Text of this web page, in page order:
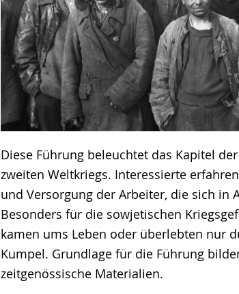
Diese Führung beleuchtet das Kapitel
zweiten Weltkriegs. Interessierte
und Versorgung der Arbeiter, die sich in
Besonders für die sowjetischen
kamen ums Leben oder überlebten nur
Kumpel. Grundlage für die Führung
zeitgenössische Materialien.